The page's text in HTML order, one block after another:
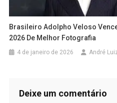
Brasileiro Adolpho Veloso
2026 De Melhor Fotografia
4 de janeiro de 2026 André
Deixe um comentário